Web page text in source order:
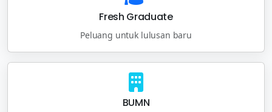
Fresh Graduate
Peluang untuk lulusan baru
BUMN